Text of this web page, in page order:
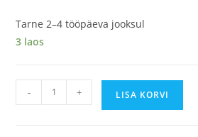
Tarne 2–4 tööpäeva jooksul
3 laos
- + LISA KORVI